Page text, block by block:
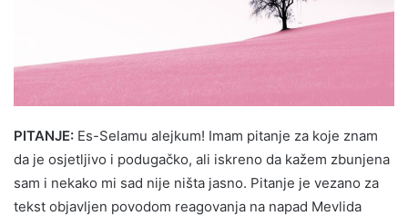
PITANJE: Es-Selamu alejkum! Imam pitanje za koje znam
da je osjetljivo i podugačko, ali iskreno da kažem zbunjena
sam i nekako mi sad nije ništa jasno. Pitanje je vezano za
tekst objavljen povodom reagovanja na napad Mevlida